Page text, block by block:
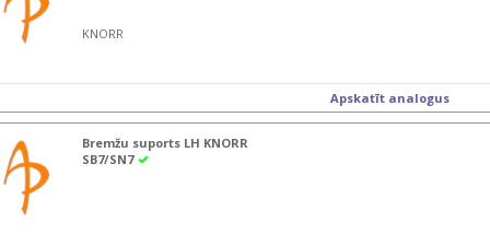
KNORR
Apskatīt analogus
Bremžu suports LH KNORR
SB7/SN7